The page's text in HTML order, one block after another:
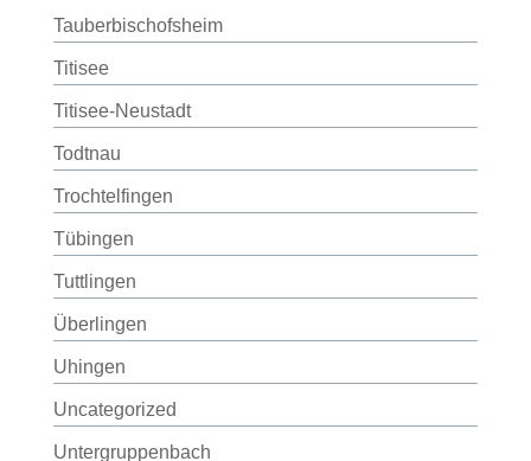
Tauberbischofsheim
Titisee
Titisee-Neustadt
Todtnau
Trochtelfingen
Tübingen
Tuttlingen
Überlingen
Uhingen
Uncategorized
Untergruppenbach